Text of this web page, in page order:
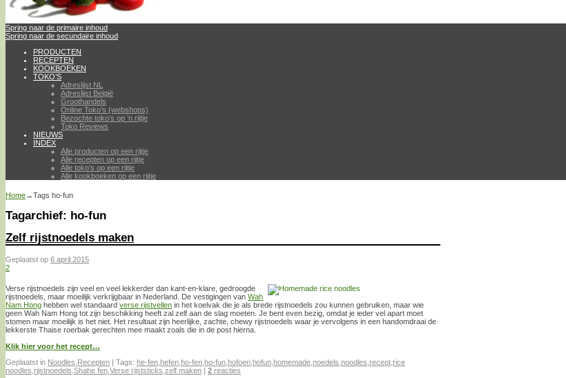
Spring naar de primaire inhoud
Spring naar de secundaire inhoud
PRODUCTEN
RECEPTEN
KOOKBOEKEN
TOKO’S
Adreslijst NL
Adreslijst België
Groothandels
Online Toko’s (webshops)
Bezochte toko’s op ’n rijtje
Toko Reviews
NIEUWS
INDEX
Alle producten op een rijtje
Alle recepten op een rijtje
Alle toko’s op een rijtje
Alle kookboeken op een rijtje
Home→Tags ho-fun
Tagarchief: ho-fun
Zelf rijstnoedels maken
Geplaatst op 6 april 2015
2
Verse rijstnoedels zijn veel en veel lekkerder dan kant-en-klare, gedroogde
rijstnoedels, maar moeilijk verkrijgbaar in Nederland. De vestigingen van Wah
Nam Hong hebben wel standaard verse rijstvellen in het koelvak die je als brede rijstnoedels zou kunnen gebruiken, maar wie
geen Wah Nam Hong tot zijn beschikking heeft zal zelf aan de slag moeten. Je bent even bezig, omdat je ieder vel apart moet
stomen maar moeilijk is het niet. Het resultaat zijn heerlijke, zachte, chewy rijstnoedels waar je vervolgens in een handomdraai de
lekkerste Thaise roerbak gerechten mee maakt zoals die in de post hierna.
Klik hier voor het recept…
Geplaatst in Noodles Recepten | Tags: he-fen hefen ho-fen ho-fun hofoen hofun homemade noedels noodles recept rice
noodles rijstnoedels Shahe fen Verse rijststicks zelf maken | 2 reacties